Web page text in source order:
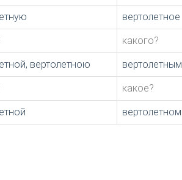
вертолетное
какого?
вертолетною вертолетным
какое?
вертолетном